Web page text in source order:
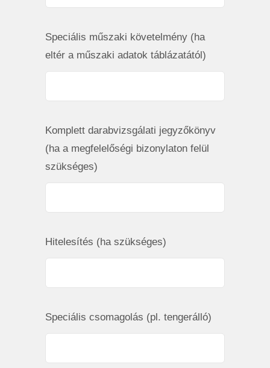
Speciális műszaki követelmény (ha
eltér a műszaki adatok táblázatától)
Komplett darabvizsgálati jegyzőkönyv
(ha a megfelelőségi bizonylaton felül
szükséges)
Hitelesítés (ha szükséges)
Speciális csomagolás (pl. tengerálló)